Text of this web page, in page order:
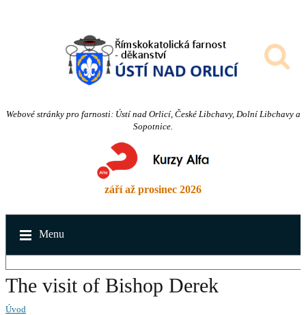
Webové stránky pro farnosti: Ústí nad Orlicí, České Libchavy, Dolní Libchavy a
Sopotnice.
září až prosinec 2026
Menu
The visit of Bishop Derek
Úvod